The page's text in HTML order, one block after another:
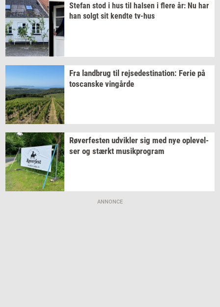
Ste­fan stod i hus til hal­sen i flere år: Nu har
han solgt sit kend­te tv-​hus
Fra land­brug til rej­se­desti­na­tion: Ferie på
toscan­ske vin­går­de
Rø­ver­fe­sten ud­vik­ler sig med nye op­le­vel­
ser og stærkt mu­sikpro­gram
ANNONCE